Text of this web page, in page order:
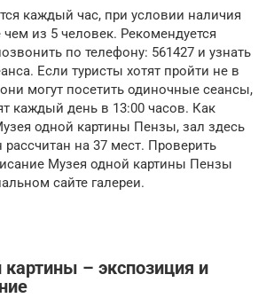
каждый час, при условии наличия
из 5 человек. Рекомендуется
по телефону: 561427 и узнать
Если туристы хотят пройти не в
могут посетить одиночные сеансы,
каждый день в 13:00 часов. Как
одной картины Пензы, зал здесь
на 37 мест. Проверить
Музея одной картины Пензы
сайте галереи.
– экспозиция и